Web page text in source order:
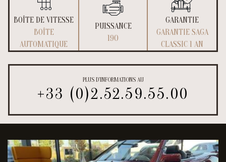
BOÎTE DE VITESSE
BOÎTE
AUTOMATIQUE
PUISSANCE
190
GARANTIE
GARANTIE SAGA
CLASSIC 1 AN
PLUS D'INFORMATIONS AU
+33 (0)2.52.59.55.00